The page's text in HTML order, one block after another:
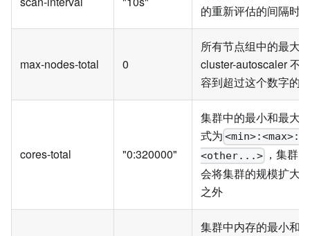
的重新评估的间隔时
max-nodes-total 0
所有节点组中的最大
cluster-autoscaler 不
容到超过这个数字的
cores-total "0:320000"
集群中的最小和最大
式为 <min>:<max>:
<other...> ，集群
会将集群的规模扩大
之外
集群中内存的最小和